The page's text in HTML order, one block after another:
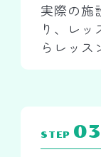
実際の施
り、レッ
らレッ
STEP 03